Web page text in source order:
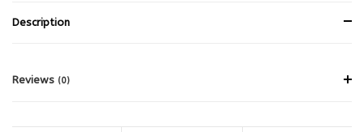
Description
Reviews (0)